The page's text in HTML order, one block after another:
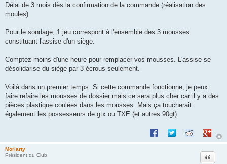
Délai de 3 mois dès la confirmation de la commande (réalisation des
moules)
Pour le sondage, 1 jeu correspont à l'ensemble des 3 mousses
constituant l'assise d'un siège.
Comptez moins d'une heure pour remplacer vos mousses. L'assise se
désolidarise du siège par 3 écrous seulement.
Voilà dans un premier temps. Si cette commande fonctionne, je peux
faire refaire les mousses de dossier mais ce sera plus cher car il y a des
pièces plastique coulées dans les mousses. Mais ça toucherait
également les possesseurs de gtx ou TXE (et autres 90gt)
Partager sur Facebook
Partager sur Twitter
Partager sur
Moriarty
Président du Club
Citation